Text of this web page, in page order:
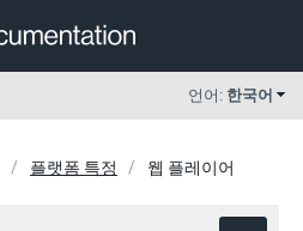
언어: 한국어
플랫폼 특정 웹 플레이어